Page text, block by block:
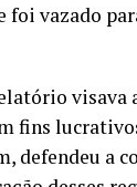
vazado
fins
defendeu a